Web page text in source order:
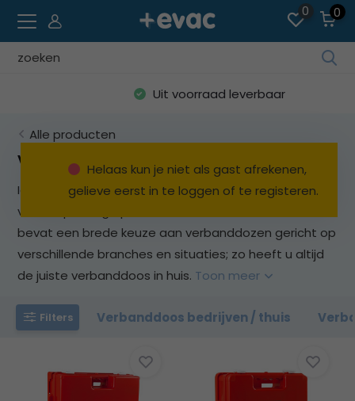
0 0
Uit voorraad leverbaar
Helaas kun je niet als gast afrekenen,
gelieve eerst in te loggen of te registeren.
Alle producten
Verbanddoos
Iedere branche heeft andere behoeftes. Dit is ook
van toepassing op verbanddozen. Ons assortiment
bevat een brede keuze aan verbanddozen gericht op
verschillende branches en situaties; zo heeft u altijd
de juiste verbanddoos in huis. Toon meer
Filters Verbanddoos bedrijven / thuis